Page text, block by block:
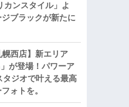
カンスタイル」よ
ブラックが新たに
西店】新エリア
が登場！パワーア
ジオで叶える最高
ォトを。